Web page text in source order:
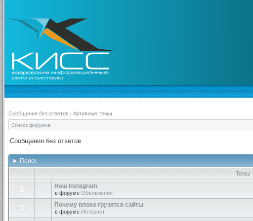
Сообщения без ответов | Активные темы
Список форумов
Сообщения без ответов
Поиск
Темы
Наш Instagram
в форуме Объявления
Почему плохо грузятся сайты
в форуме Интернет